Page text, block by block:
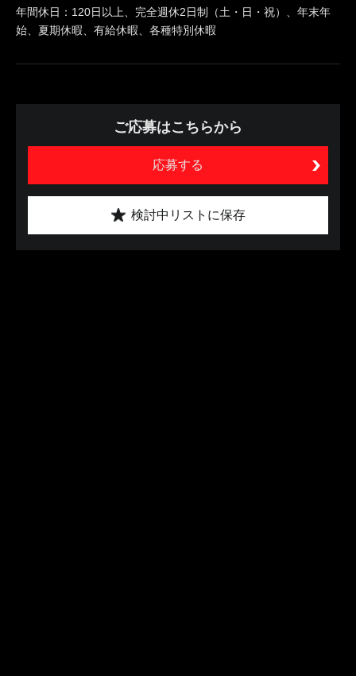
年間休日：120日以上、完全週休2日制（土・日・祝）、年末年
始、夏期休暇、有給休暇、各種特別休暇
ご応募はこちらから
応募する
検討中リストに保存